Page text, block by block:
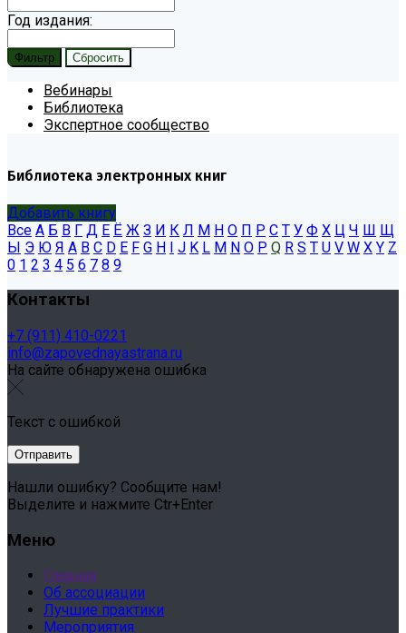
Год издания:
Вебинары
Библиотека
Экспертное сообщество
Библиотека электронных книг
Добавить книгу
Все А Б В Г Д Е Ё Ж З И К Л М Н О П Р С Т У Ф Х Ц Ч Ш Щ
Ы Э Ю Я A B C D E F G H I J K L M N O P Q R S T U V W X Y Z
0 1 2 3 4 5 6 7 8 9
Контакты
+7 (911) 410-0221
info@zapovednayastrana.ru
На сайте обнаружена ошибка
Текст с ошибкой
Нашли ошибку? Сообщите нам!
Выделите и нажмите Ctr+Enter
Меню
Главная
Об ассоциации
Лучшие практики
Мероприятия